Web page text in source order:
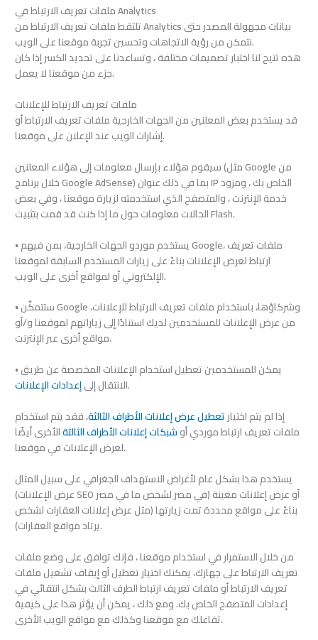
ملفات تعريف الارتباط في Analytics
تلتقط ملفات تعريف الارتباط من Analytics بيانات مجهولة المصدر حتى
نتمكن من رؤية الاتجاهات وتحسين تجربة موقعنا على الويب.
هذه تتيح لنا اختبار تصميمات مختلفة ، وتساعدنا على تحديد الكسر إذا كان
جزء من موقعنا لا يعمل.
ملفات تعريف الارتباط للإعلانات
قد يستخدم بعض المعلنين من الجهات الخارجية ملفات تعريف الارتباط أو
إشارات الويب عند الإعلان على موقعنا.
سيقوم هؤلاء بإرسال معلومات إلى هؤلاء المعلنين (مثل Google من
خلال برنامج Google AdSense) بما في ذلك عنوان IP الخاص بك ، ومزود
خدمة الإنترنت ، والمتصفح الذي استخدمته لزيارة موقعنا ، وفي بعض
الحالات معلومات حول ما إذا كنت قد قمت بتثبيت Flash.
• يستخدم موردو الجهات الخارجية، بمن فيهم Google، ملفات تعريف
ارتباط لعرض الإعلانات بناءً على زيارات المستخدم السابقة لموقعنا
الإلكتروني أو لمواقع أخرى على الويب.
• ستتمكّن Google وشركاؤها، باستخدام ملفات تعريف الارتباط للإعلانات،
من عرض الإعلانات للمستخدمين لديك استنادًا إلى زياراتهم لموقعنا و/أو
مواقع أخرى عبر الإنترنت.
• يمكن للمستخدمين تعطيل استخدام الإعلانات المخصصة عن طريق
الانتقال إلىإعدادات الإعلانات
.
إذا لم يتم اختيارتعطيل عرض إعلانات الأطراف الثالثة، فقد يتم استخدام
ملفات تعريف ارتباط موردي أوشبكات إعلانات الأطراف الثالثةالأخرى أيضًا
لعرض الإعلانات في موقعنا.
يستخدم هذا بشكل عام لأغراض الاستهداف الجغرافي على سبيل المثال
(عرض الإعلانات SEO في مصر لشخص ما في مصر) أو عرض إعلانات معينة
بناءً على مواقع محددة تمت زيارتها (مثل عرض إعلانات العقارات لشخص
يرتاد مواقع العقارات).
من خلال الاستمرار في استخدام موقعنا ، فإنك توافق على وضع ملفات
تعريف الارتباط على جهازك، يمكنك اختيار تعطيل أو إيقاف تشغيل ملفات
تعريف الارتباط أو ملفات تعريف ارتباط الطرف الثالث بشكل انتقائي في
إعدادات المتصفح الخاص بك. ومع ذلك ، يمكن أن يؤثر هذا على كيفية
تفاعلك مع موقعنا وكذلك مع مواقع الويب الأخرى.